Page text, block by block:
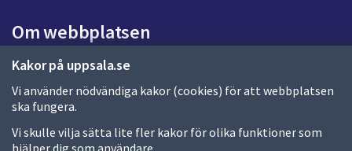
Kakor på uppsala.se
Vi använder nödvändiga kakor (cookies) för att webbplatsen
ska fungera.
Vi skulle vilja sätta lite fler kakor för olika funktioner som
hjälper dig som användare.
d
a
Om webbplatsen
Om webbplatsen
Allmänna handlingar och diarium
Behandling av personuppgifter